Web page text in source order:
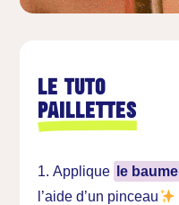
Le tuto
Paillettes
Applique le baume
l’aide d’un pinceau